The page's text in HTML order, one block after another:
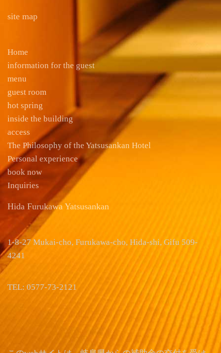
site map
Home
information for the guest
menu
guest room
hot spring
inside the building
access
The Philosophy of the Yatsusankan Hotel
Personal experience
book now
Inquiries
Hida Furukawa Yatsusankan
1-8-27 Mukai-cho, Furukawa-cho, Hida-shi, Gifu 509-
4241
TEL: 0577-73-2121